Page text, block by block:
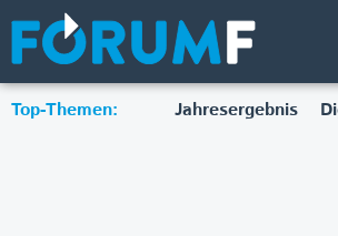
Top-Themen: Jahresergebnis